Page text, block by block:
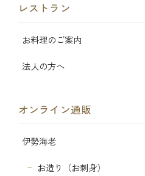
レストラン
お料理のご案内
法人の方へ
オンライン通販
伊勢海老
お造り（お刺身）